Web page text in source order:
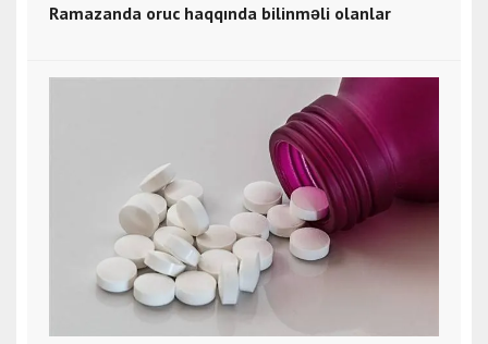
Ramazanda oruc haqqında bilinməli olanlar